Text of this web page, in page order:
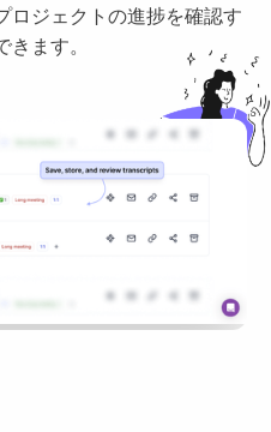
ロジェクトの進捗を確認す
ます。